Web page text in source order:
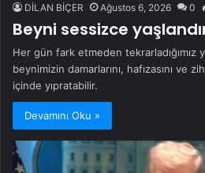
DİLAN BİÇER Ağustos 6, 2026 0
Beyni sessizce
Her gün fark etmeden tekrarladığımız
beynimizin damarlarını, hafızasını ve
içinde yıpratabilir.
Devamını Oku »